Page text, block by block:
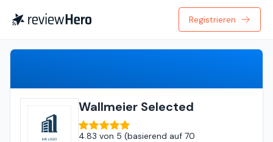
Registrieren
Wallmeier Selected
4.83 von 5 (basierend auf 70